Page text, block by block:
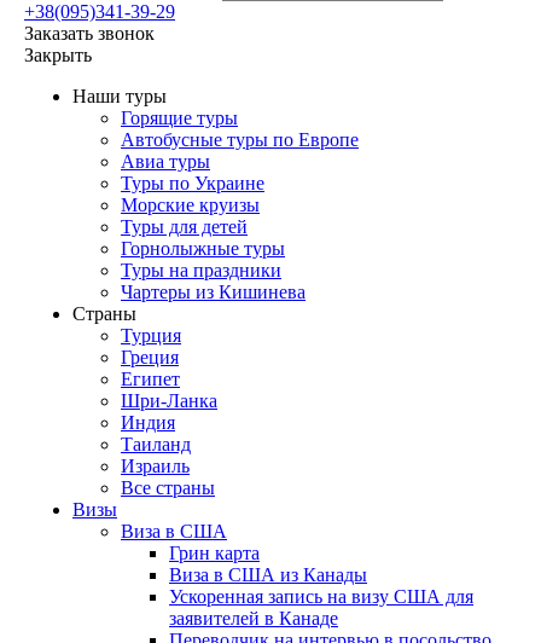
+38(095)341-39-29
Заказать звонок
Закрыть
Наши туры
Горящие туры
Автобусные туры по Европе
Авиа туры
Туры по Украине
Морские круизы
Туры для детей
Горнолыжные туры
Туры на праздники
Чартеры из Кишинева
Страны
Турция
Греция
Египет
Шри-Ланка
Индия
Таиланд
Израиль
Все страны
Визы
Виза в США
Грин карта
Виза в США из Канады
Ускоренная запись на визу США для
заявителей в Канаде